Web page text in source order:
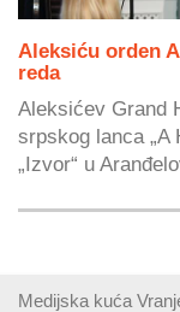
Aleksiću orden
reda
Aleksićev Grand
srpskog lanca „A
„Izvor“ u
Medijska kuća